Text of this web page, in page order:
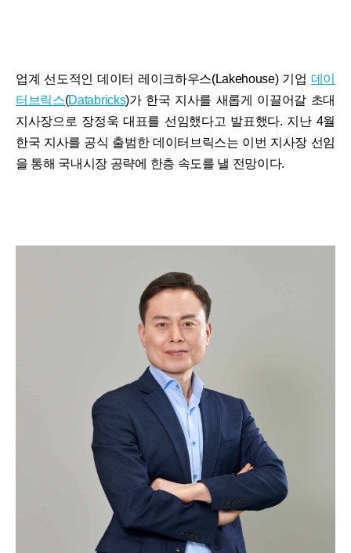
업계 선도적인 데이터 레이크하우스(Lakehouse) 기업 데이
터브릭스(Databricks)가 한국 지사를 새롭게 이끌어갈 초대
지사장으로 장정욱 대표를 선임했다고 발표했다. 지난 4월
한국 지사를 공식 출범한 데이터브릭스는 이번 지사장 선임
을 통해 국내시장 공략에 한층 속도를 낼 전망이다.